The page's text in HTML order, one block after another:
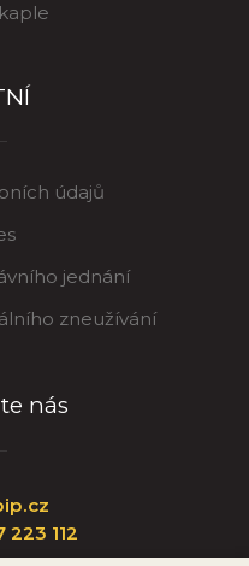
údajů
jednání
zneužívání
nás
112